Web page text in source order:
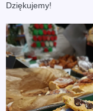
Dziękujemy!